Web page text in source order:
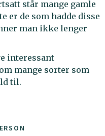
står mange gamle
er de som hadde disse
man ikke lenger
interessant
mange sorter som
til.